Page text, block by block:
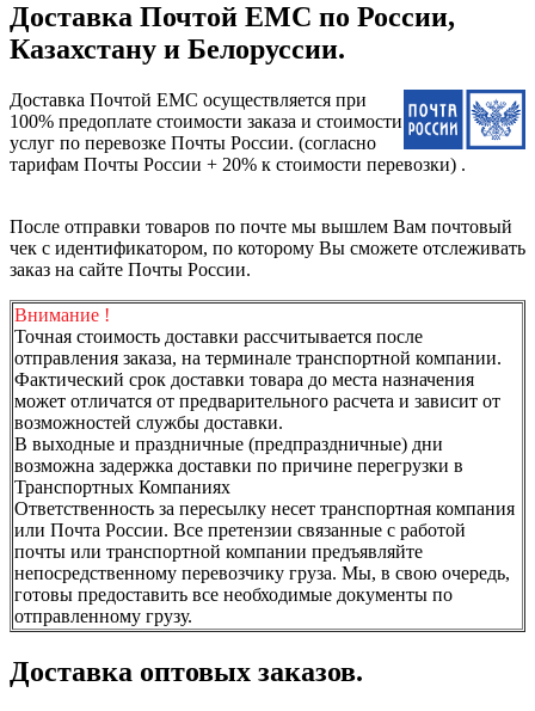
Доставка Почтой ЕМС по России,
Казахстану и Белоруссии.
Доставка Почтой ЕМС осуществляется при
100% предоплате стоимости заказа и стоимости
услуг по перевозке Почты России. (согласно
тарифам Почты России + 20% к стоимости перевозки) .
После отправки товаров по почте мы вышлем Вам почтовый
чек с идентификатором, по которому Вы сможете отслеживать
заказ на сайте Почты России.
Внимание !
Точная стоимость доставки рассчитывается после
отправления заказа, на терминале транспортной компании.
Фактический срок доставки товара до места назначения
может отличатся от предварительного расчета и зависит от
возможностей службы доставки.
В выходные и праздничные (предпраздничные) дни
возможна задержка доставки по причине перегрузки в
Транспортных Компаниях
Ответственность за пересылку несет транспортная компания
или Почта России. Все претензии связанные с работой
почты или транспортной компании предъявляйте
непосредственному перевозчику груза. Мы, в свою очередь,
готовы предоставить все необходимые документы по
отправленному грузу.
Доставка оптовых заказов.